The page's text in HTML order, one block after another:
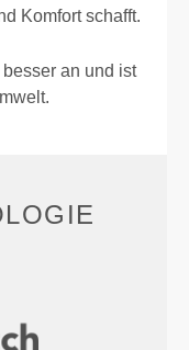
Komfort schafft.
an und ist